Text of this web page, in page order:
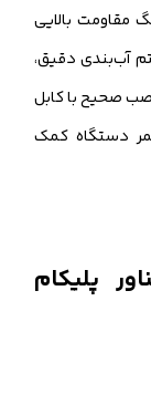
بالایی
آب‌بندی دقیق،
صحیح با کابل
دستگاه کمک
پلیکام